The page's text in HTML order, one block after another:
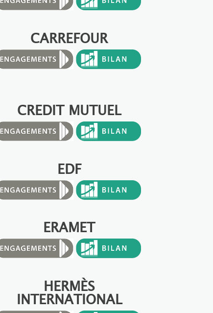
CARREFOUR
CREDIT MUTUEL
EDF
ERAMET
HERMÈS
INTERNATIONAL